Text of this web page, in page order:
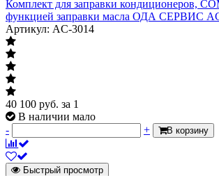
Комплект для заправки кондиционеров,
функцией заправки масла ОДА СЕРВИС
Артикул: AC-3014
40 100 руб. за 1
В наличии мало
-
+ В корзину
Быстрый просмотр